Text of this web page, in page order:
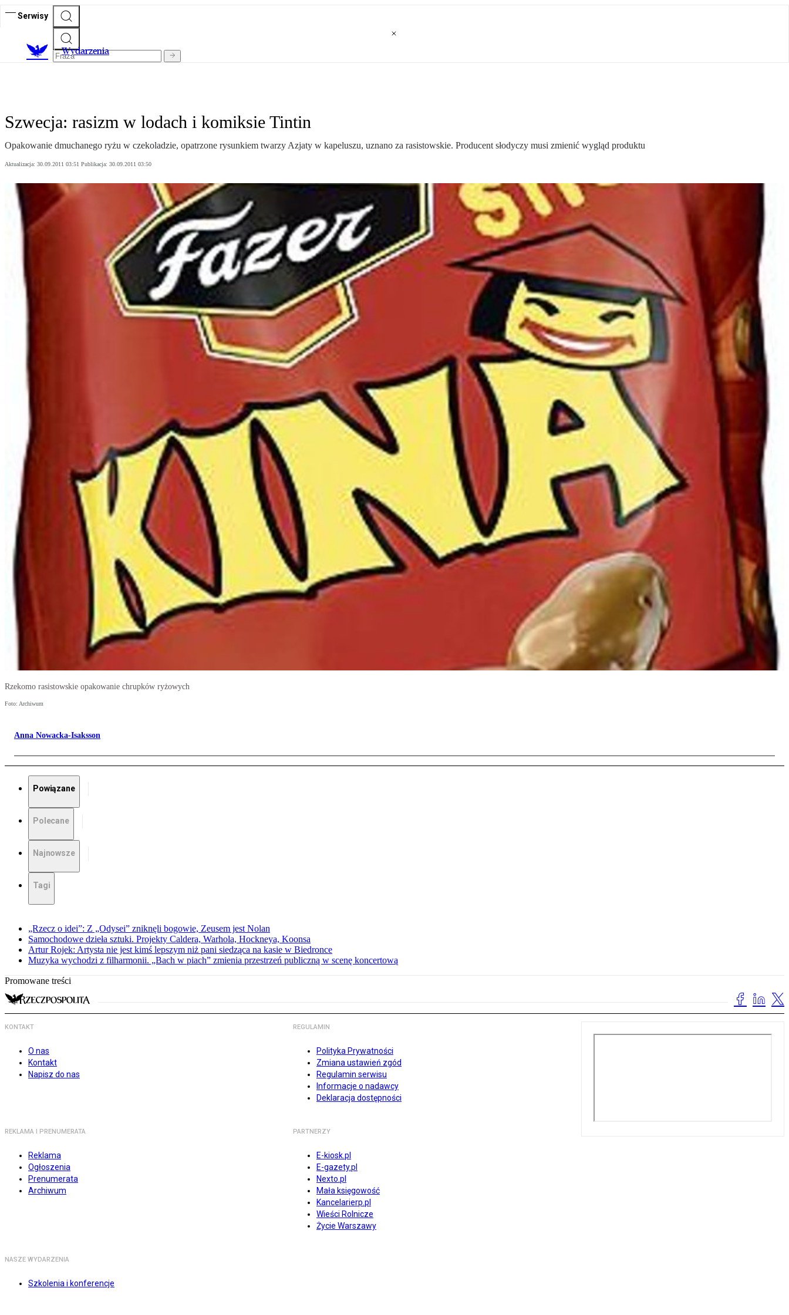
Serwisy
Wydarzenia
Szwecja: rasizm w lodach i komiksie Tintin
Opakowanie dmuchanego ryżu w czekoladzie, opatrzone rysunkiem twarzy Azjaty w kapeluszu, uznano za rasistowskie. Producent słodyczy musi zmienić wygląd produktu
Aktualizacja: 30.09.2011 03:51 Publikacja: 30.09.2011 03:50
Rzekomo rasistowskie opakowanie chrupków ryżowych
Foto: Archiwum
Anna Nowacka-Isaksson
Powiązane
Polecane
Najnowsze
Tagi
„Rzecz o idei”: Z „Odysei” zniknęli bogowie, Zeusem jest Nolan
Samochodowe dzieła sztuki. Projekty Caldera, Warhola, Hockneya, Koonsa
Artur Rojek: Artysta nie jest kimś lepszym niż pani siedząca na kasie w Biedronce
Muzyka wychodzi z filharmonii. „Bach w piach” zmienia przestrzeń publiczną w scenę koncertową
Promowane treści
KONTAKT
O nas
Kontakt
Napisz do nas
REGULAMIN
Polityka Prywatności
Zmiana ustawień zgód
Regulamin serwisu
Informacje o nadawcy
Deklaracja dostępności
REKLAMA I PRENUMERATA
Reklama
Ogłoszenia
Prenumerata
Archiwum
PARTNERZY
E-kiosk.pl
E-gazety.pl
Nexto.pl
Mała księgowość
Kancelarierp.pl
Wieści Rolnicze
Życie Warszawy
NASZE WYDARZENIA
Szkolenia i konferencje